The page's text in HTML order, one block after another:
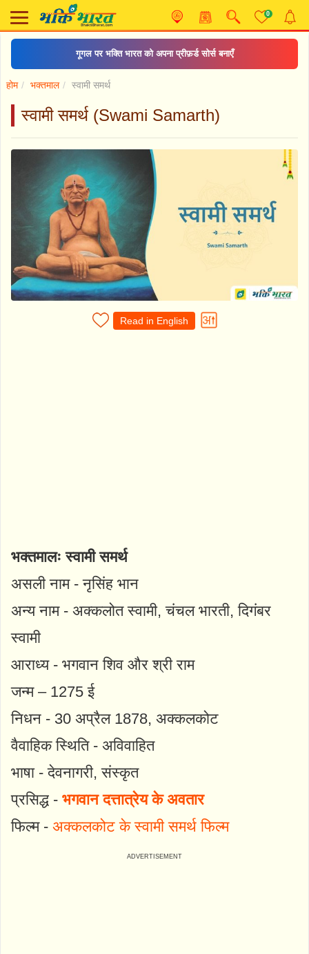
0
गूगल पर भक्ति भारत को अपना प्रीफ़र्ड सोर्स बनाएँ
होम भक्तमाल स्वामी समर्थ
स्वामी समर्थ (Swami Samarth)
Read in English
भक्तमालः स्वामी समर्थ
असली नाम - नृसिंह भान
अन्य नाम - अक्कलोत स्वामी, चंचल भारती, दिगंबर
स्वामी
आराध्य - भगवान शिव और श्री राम
जन्म – 1275 ई
निधन - 30 अप्रैल 1878, अक्कलकोट
वैवाहिक स्थिति - अविवाहित
भाषा - देवनागरी, संस्कृत
प्रसिद्ध - भगवान दत्तात्रेय के अवतार
फिल्म - अक्कलकोट के स्वामी समर्थ फिल्म